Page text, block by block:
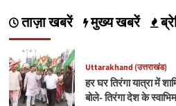
ताज़ा खबरें मुख्य खबरें
Uttarakhand (उत्तराखंड)
हर घर तिरंगा यात्रा में
बोले- तिरंगा देश के